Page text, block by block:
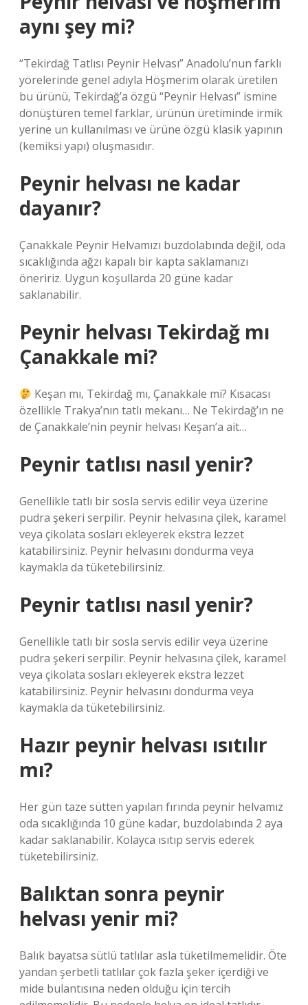
aynı şey mi?
“Tekirdağ Tatlısı Peynir Helvası” Anadolu’nun farklı
yörelerinde genel adıyla Höşmerim olarak üretilen
bu ürünü, Tekirdağ’a özgü “Peynir Helvası” ismine
dönüştüren temel farklar, ürünün üretiminde irmik
yerine un kullanılması ve ürüne özgü klasik yapının
(kemiksi yapı) oluşmasıdır.
Peynir helvası ne kadar
dayanır?
Çanakkale Peynir Helvamızı buzdolabında değil, oda
sıcaklığında ağzı kapalı bir kapta saklamanızı
öneririz. Uygun koşullarda 20 güne kadar
saklanabilir.
Peynir helvası Tekirdağ mı
Çanakkale mi?
Keşan mı, Tekirdağ mı, Çanakkale mi? Kısacası
özellikle Trakya’nın tatlı mekanı… Ne Tekirdağ’ın ne
de Çanakkale’nin peynir helvası Keşan’a ait…
Peynir tatlısı nasıl yenir?
Genellikle tatlı bir sosla servis edilir veya üzerine
pudra şekeri serpilir. Peynir helvasına çilek, karamel
veya çikolata sosları ekleyerek ekstra lezzet
katabilirsiniz. Peynir helvasını dondurma veya
kaymakla da tüketebilirsiniz.
Peynir tatlısı nasıl yenir?
Genellikle tatlı bir sosla servis edilir veya üzerine
pudra şekeri serpilir. Peynir helvasına çilek, karamel
veya çikolata sosları ekleyerek ekstra lezzet
katabilirsiniz. Peynir helvasını dondurma veya
kaymakla da tüketebilirsiniz.
Hazır peynir helvası ısıtılır
mı?
Her gün taze sütten yapılan fırında peynir helvamız
oda sıcaklığında 10 güne kadar, buzdolabında 2 aya
kadar saklanabilir. Kolayca ısıtıp servis ederek
tüketebilirsiniz.
Balıktan sonra peynir
helvası yenir mi?
Balık bayatsa sütlü tatlılar asla tüketilmemelidir. Öte
yandan şerbetli tatlılar çok fazla şeker içerdiği ve
mide bulantısına neden olduğu için tercih